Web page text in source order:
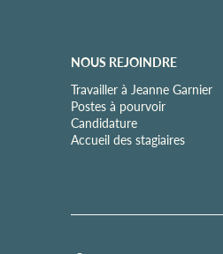
NOUS REJOINDRE
Travailler à Jeanne Garnier
Postes à pourvoir
Candidature
Accueil des stagiaires